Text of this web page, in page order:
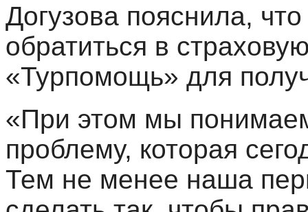
Догузова пояснила,
обратиться в
«Турпомощь» для
«При этом мы
проблему, которая
Тем не менее наша